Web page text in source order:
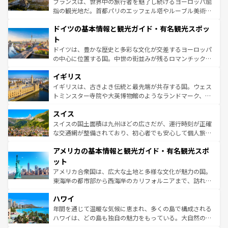
アートに溢れた街角から、地方では古代ローマ遺跡や中世
せる。地方によって風土や気候が異なるスペインはその個
ンテンツ一覧 を参照してほしい。
指の観光地だ。首都パリのエッフェル塔やルーブル美術館
で、幅広い魅力が詰まっている。華麗な宮殿、歴史的な大
聖堂、美しいビーチ、そして豊かな自然が、訪れる者を心
から魅了する。また、フランスは美食の国としても知ら
れ、フランス料理はユネスコ無形文化遺産にも登録されて
香り高いラベンダー畑など、多彩な楽しみ方が可能だ。さ
らに、パリ以外の地域にも魅力が溢れており、どの街角に
も豊かな歴史と文化が息づいている。パリ以外の個性あふ
を参照してほしい。
ドイツの基本情報と観光ガイド・有名観光スポッ
ト
ドイツは、豊かな歴史と多彩な文化が交差するヨーロッパ
の中心に位置する国。中世の街並みが残るロマンチック街
顔を持つこの国は、どこを歩いても飽きることがない。ベ
ルリンの文化的活気、バイエルン州のアルプスの絶景、そ
してライン川沿いのワイン畑といった風景は必見。ビール
は、お酒好きな人にはぜひ体験してほしい。 なお、新着の
ドイツ情報はコンテンツ一覧を参照してほしい。
イギリス
イギリスは、古きよき伝統と最先端が共存する国。ウェス
トミンスター寺院や大英博物館のようなランドマーク、歴
リアごとに異なる魅力がある。また、優雅なアフタヌーン
ティー、ビール好きにはたまらない英国パブ、サッカー観
戦など、本場だからこそできる体験も豊富。イギリスを旅
ンツ一覧を参照してほしい。
スイス
スイスの国土面積は九州ほどの広さだが、運行時刻が正確
な交通網が整備されており、初心者でも安心して個人旅行
の建物がそのまま残る町や、スイスならではのユニークな
博物館もあり、アルプス観光だけでなく町歩きも満喫する
ことができる。国民の所得が高いため物価も高いが、旅行
者向けの交通パス提供のサービスもあり、うまく活用すれ
着のスイス情報は
アメリカの基本情報と観光ガイド・有名観光スポ
ット
アメリカ合衆国は、広大な土地と多様な文化が魅力の国。
東海岸の都市部から西海岸のカリフォルニアまで、訪れる
のような巨大都市は、観光、ショッピング、エンターテイ
ンメントが詰まった刺激的なスポットだ。一方、アメリカ
西部には大自然が広がり、グランドキャニオンやイエロー
ハワイ
年間を通じて温暖な気候に恵まれ、多くの島で構成される
ハワイは、どの島も独自の魅力をもっている。大自然の神